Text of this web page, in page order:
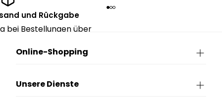
und Rückgabe
bei Bestellungen über
Online-Shopping
Unsere Dienste